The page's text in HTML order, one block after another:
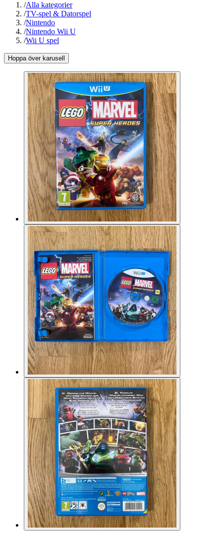
/Alla kategorier
/TV-spel & Datorspel
/Nintendo
/Nintendo Wii U
/Wii U spel
Hoppa över karusell